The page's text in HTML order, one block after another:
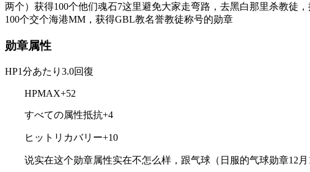
两个）获得100个他们魂石7这里避免大家走弯路，去黑白那里杀教徒
100个交个海港MM，获得GBL教名誉教徒称号的勋章
勋章属性
HP1分あたり3.0回復
HPMAX+52
すべての属性抵抗+4
ヒットリカバリー+10
说实在这个勋章属性实在不怎么样，跟气球（日服的气球勋章12月